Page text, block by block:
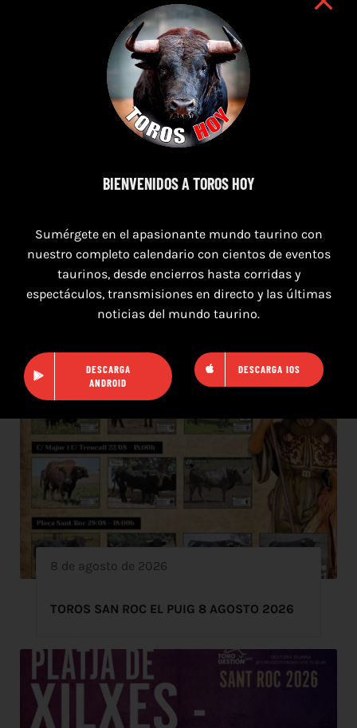
8 de agosto de 2026
8 de agosto de 2026
TOROS SAN ROC EL PUIG 8 AGOSTO 2026
BIENVENIDOS A TOROS HOY
Sumérgete en el apasionante mundo taurino con
nuestro completo calendario con cientos de eventos
taurinos, desde encierros hasta corridas y
espectáculos, transmisiones en directo y las últimas
noticias del mundo taurino.
DESCARGA
ANDROID
DESCARGA IOS